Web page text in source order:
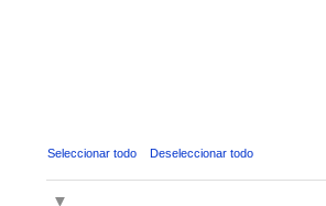
Seleccionar todo Deseleccionar todo